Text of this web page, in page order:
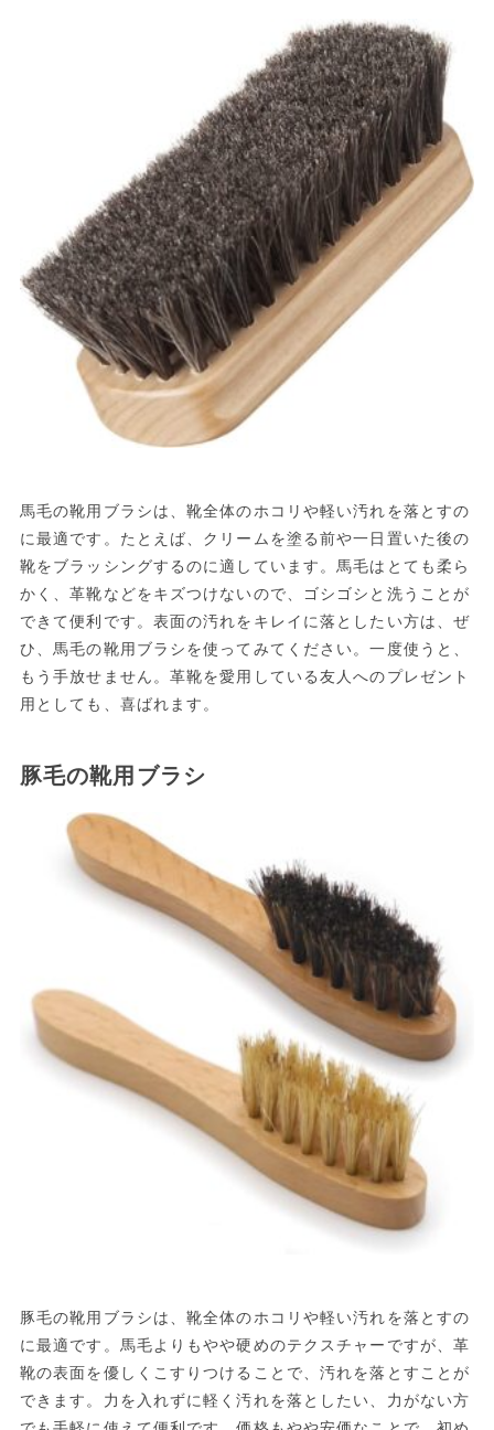
馬毛の靴用ブラシは、靴全体のホコリや軽い汚れを落とすの
に最適です。たとえば、クリームを塗る前や一日置いた後の
靴をブラッシングするのに適しています。馬毛はとても柔ら
かく、革靴などをキズつけないので、ゴシゴシと洗うことが
できて便利です。表面の汚れをキレイに落としたい方は、ぜ
ひ、馬毛の靴用ブラシを使ってみてください。一度使うと、
もう手放せません。革靴を愛用している友人へのプレゼント
用としても、喜ばれます。
豚毛の靴用ブラシ
豚毛の靴用ブラシは、靴全体のホコリや軽い汚れを落とすの
に最適です。馬毛よりもやや硬めのテクスチャーですが、革
靴の表面を優しくこすりつけることで、汚れを落とすことが
できます。力を入れずに軽く汚れを落としたい、力がない方